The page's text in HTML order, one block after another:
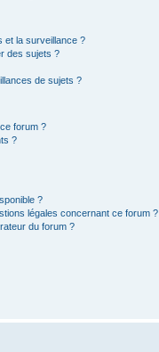
et la surveillance ?
des sujets ?
de sujets ?
forum ?
?
?
légales concernant ce forum ?
du forum ?